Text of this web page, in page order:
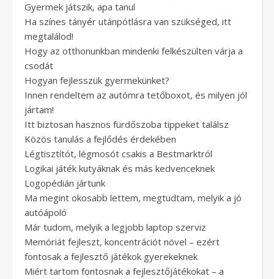
Gyermek játszik, apa tanul
Ha színes tányér utánpótlásra van szükséged, itt
megtalálod!
Hogy az otthonunkban mindenki felkészülten várja a
csodát
Hogyan fejlesszük gyermekünket?
Innen rendeltem az autómra tetőboxot, és milyen jól
jártam!
Itt biztosan hasznos fürdőszoba tippeket találsz
Közös tanulás a fejlődés érdekében
Légtisztítót, légmosót csakis a Bestmarktról
Logikai játék kutyáknak és más kedvenceknek
Logopédián jártunk
Ma megint okosabb lettem, megtudtam, melyik a jó
autóápoló
Már tudom, melyik a legjobb laptop szerviz
Memóriát fejleszt, koncentrációt növel – ezért
fontosak a fejlesztő játékok gyerekeknek
Miért tartom fontosnak a fejlesztőjátékokat – a